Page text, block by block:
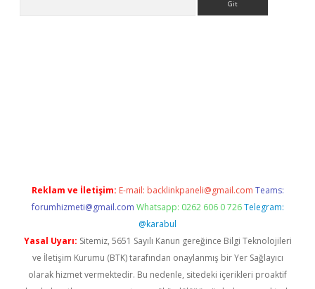
Reklam ve İletişim: E-mail: backlinkpaneli@gmail.com Teams:
forumhizmeti@gmail.com Whatsapp: 0262 606 0 726 Telegram:
@karabul
Yasal Uyarı: Sitemiz, 5651 Sayılı Kanun gereğince Bilgi Teknolojileri
ve İletişim Kurumu (BTK) tarafından onaylanmış bir Yer Sağlayıcı
olarak hizmet vermektedir. Bu nedenle, sitedeki içerikleri proaktif